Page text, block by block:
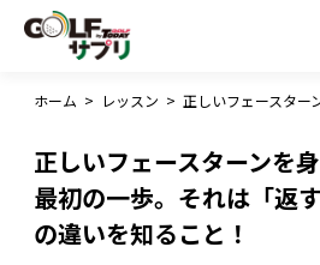
ホーム > レッスン >
正しいフェースターンを
最初の一歩。それは「返
の違いを知ること！